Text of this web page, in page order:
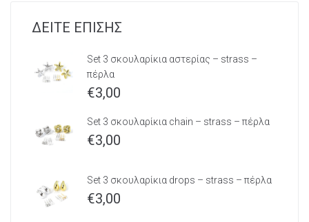
ΔΕΙΤΕ ΕΠΙΣΗΣ
Set 3 σκουλαρίκια αστερίας – strass –
πέρλα
€3,00
Set 3 σκουλαρίκια chain – strass – πέρλα
€3,00
Set 3 σκουλαρίκια drops – strass – πέρλα
€3,00